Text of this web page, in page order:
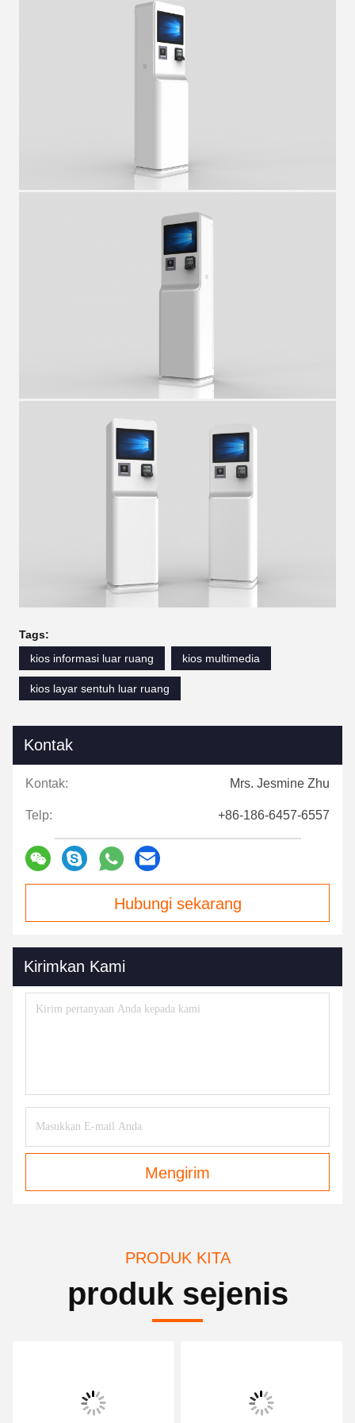
Tags:
kios informasi luar ruang
kios multimedia
kios layar sentuh luar ruang
Kontak
Kontak: Mrs. Jesmine Zhu
Telp: +86-186-6457-6557
Hubungi sekarang
Kirimkan Kami
Mengirim
PRODUK KITA
produk sejenis